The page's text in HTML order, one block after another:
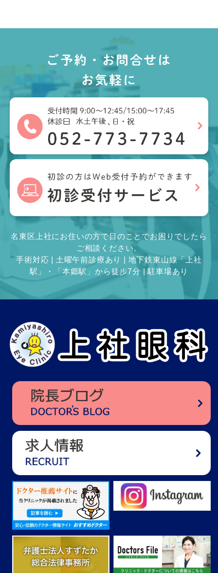
ご予約・お問合せは
お気軽に
名東区上社にお住いの方で目のことでお困りでしたら
ご相談ください。
手術対応 | 土曜午前診療あり | 地下鉄東山線「上社
駅」・「本郷駅」から徒歩7分 | 駐車場あり